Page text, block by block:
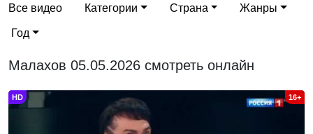
Все видео Категории Страна Жанры
Год
Малахов 05.05.2026 смотреть онлайн
HD 16+